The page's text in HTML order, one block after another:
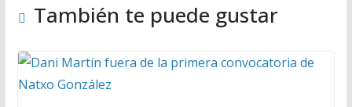
También te puede gustar